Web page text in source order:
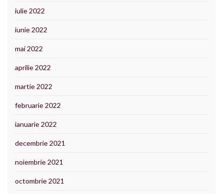
iulie 2022
iunie 2022
mai 2022
aprilie 2022
martie 2022
februarie 2022
ianuarie 2022
decembrie 2021
noiembrie 2021
octombrie 2021